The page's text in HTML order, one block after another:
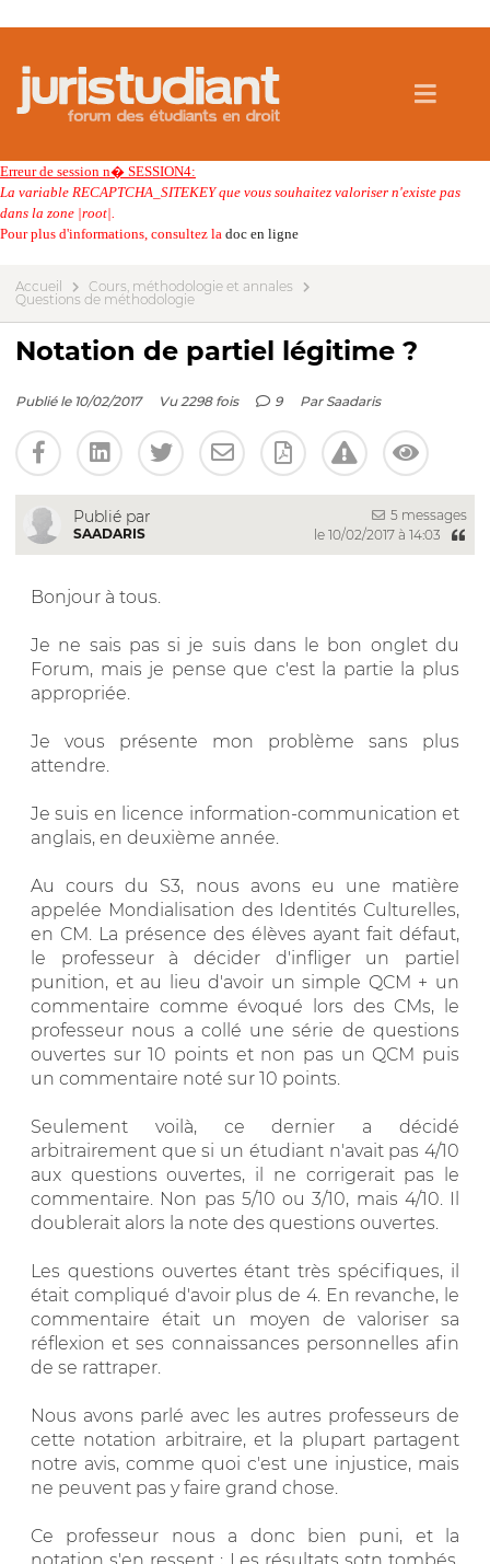
Erreur de session n� SESSION4:
La variable RECAPTCHA_SITEKEY que vous souhaitez valoriser n'existe pas
dans la zone |root|.
Pour plus d'informations, consultez la doc en ligne
Accueil
Cours, méthodologie et annales
Questions de méthodologie
Notation de partiel légitime ?
Publié le 10/02/2017 Vu 2298 fois 9 Par Saadaris
Publié par
SAADARIS
5 messages
le 10/02/2017 à 14:03
Bonjour à tous.
Je ne sais pas si je suis dans le bon onglet du
Forum, mais je pense que c'est la partie la plus
appropriée.
Je vous présente mon problème sans plus
attendre.
Je suis en licence information-communication et
anglais, en deuxième année.
Au cours du S3, nous avons eu une matière
appelée Mondialisation des Identités Culturelles,
en CM. La présence des élèves ayant fait défaut,
le professeur à décider d'infliger un partiel
punition, et au lieu d'avoir un simple QCM + un
commentaire comme évoqué lors des CMs, le
professeur nous a collé une série de questions
ouvertes sur 10 points et non pas un QCM puis
un commentaire noté sur 10 points.
Seulement voilà, ce dernier a décidé
arbitrairement que si un étudiant n'avait pas 4/10
aux questions ouvertes, il ne corrigerait pas le
commentaire. Non pas 5/10 ou 3/10, mais 4/10. Il
doublerait alors la note des questions ouvertes.
Les questions ouvertes étant très spécifiques, il
était compliqué d'avoir plus de 4. En revanche, le
commentaire était un moyen de valoriser sa
réflexion et ses connaissances personnelles afin
de se rattraper.
Nous avons parlé avec les autres professeurs de
cette notation arbitraire, et la plupart partagent
notre avis, comme quoi c'est une injustice, mais
ne peuvent pas y faire grand chose.
Ce professeur nous a donc bien puni, et la
notation s'en ressent ; Les résultats sotn tombés,